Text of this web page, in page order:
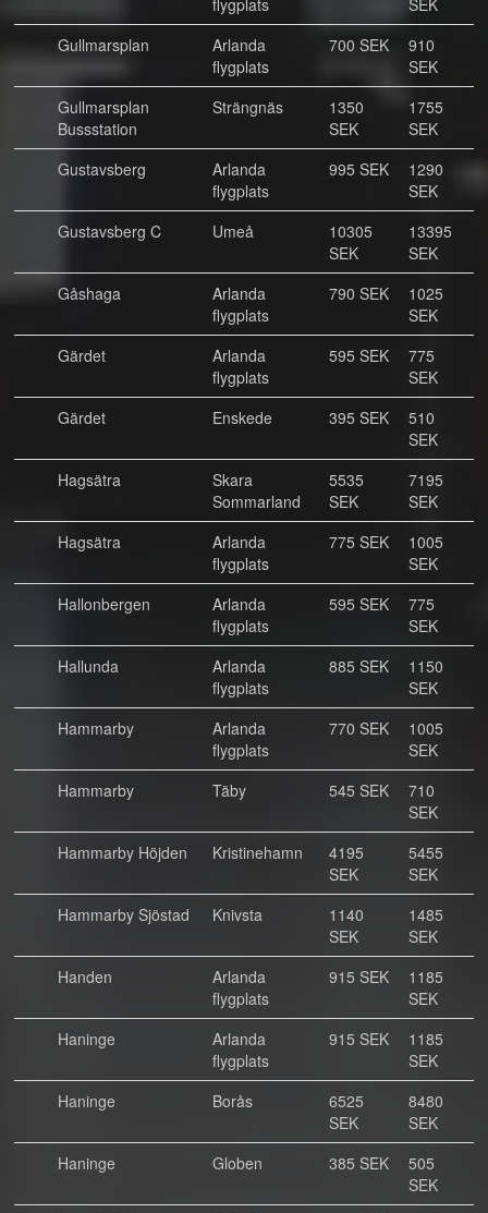
flygplats
SEK
Gullmarsplan
Arlanda
flygplats
700 SEK
910
SEK
Gullmarsplan
Bussstation
Strängnäs
1350
SEK
1755
SEK
Gustavsberg
Arlanda
flygplats
995 SEK
1290
SEK
Gustavsberg C
Umeå
10305
SEK
13395
SEK
Gåshaga
Arlanda
flygplats
790 SEK
1025
SEK
Gärdet
Arlanda
flygplats
595 SEK
775
SEK
Gärdet
Enskede 395 SEK
510
SEK
Hagsätra
Skara
Sommarland
5535
SEK
7195
SEK
Hagsätra
Arlanda
flygplats
775 SEK
1005
SEK
Hallonbergen
Arlanda
flygplats
595 SEK
775
SEK
Hallunda
Arlanda
flygplats
885 SEK
1150
SEK
Hammarby
Arlanda
flygplats
770 SEK
1005
SEK
Hammarby
Täby 545 SEK
710
SEK
Hammarby Höjden
Kristinehamn
4195
SEK
5455
SEK
Hammarby Sjöstad
Knivsta
1140
SEK
1485
SEK
Handen
Arlanda
flygplats
915 SEK
1185
SEK
Haninge
Arlanda
flygplats
915 SEK
1185
SEK
Haninge
Borås
6525
SEK
8480
SEK
Haninge
Globen 385 SEK
505
SEK